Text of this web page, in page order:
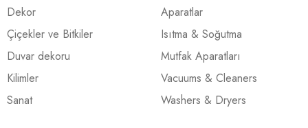
Dekor
Çiçekler ve Bitkiler
Duvar dekoru
Kilimler
Sanat
Aparatlar
Isıtma & Soğutma
Mutfak Aparatları
Vacuums & Cleaners
Washers & Dryers